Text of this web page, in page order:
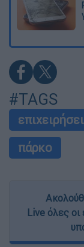
#TAGS
πάρκο
Live όλες